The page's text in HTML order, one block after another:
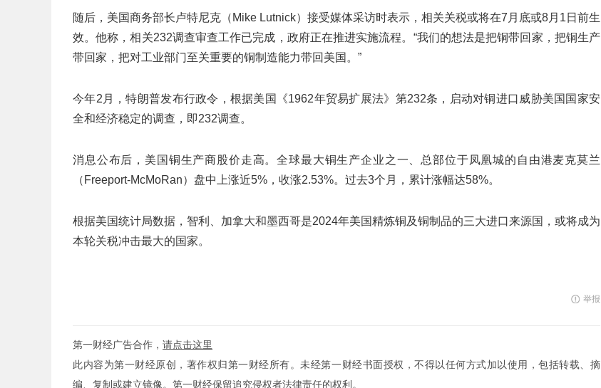
随后，美国商务部长卢特尼克（Mike Lutnick）接受媒体采访时表示，相关关税或将在7月底或8月1日前生
效。他称，相关232调查审查工作已完成，政府正在推进实施流程。“我们的想法是把铜带回家，把铜生产
带回家，把对工业部门至关重要的铜制造能力带回美国。”
今年2月，特朗普发布行政令，根据美国《1962年贸易扩展法》第232条，启动对铜进口威胁美国国家安
全和经济稳定的调查，即232调查。
消息公布后，美国铜生产商股价走高。全球最大铜生产企业之一、总部位于凤凰城的自由港麦克莫兰
（Freeport-McMoRan）盘中上涨近5%，收涨2.53%。过去3个月，累计涨幅达58%。
根据美国统计局数据，智利、加拿大和墨西哥是2024年美国精炼铜及铜制品的三大进口来源国，或将成为
本轮关税冲击最大的国家。
举报
第一财经广告合作， 请点击这里
此内容为第一财经原创，著作权归第一财经所有。未经第一财经书面授权，不得以任何方式加以使用，包括转载、摘
编、复制或建立镜像。第一财经保留追究侵权者法律责任的权利。